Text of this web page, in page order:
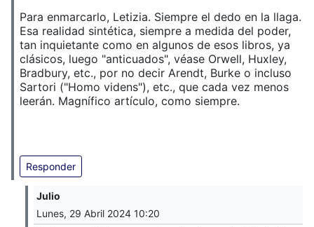
Para enmarcarlo, Letizia. Siempre el dedo en la llaga.
Esa realidad sintética, siempre a medida del poder,
tan inquietante como en algunos de esos libros, ya
clásicos, luego "anticuados", véase Orwell, Huxley,
Bradbury, etc., por no decir Arendt, Burke o incluso
Sartori ("Homo videns"), etc., que cada vez menos
leerán. Magnífico artículo, como siempre.
Responder
Julio
Lunes, 29 Abril 2024 10:20